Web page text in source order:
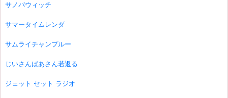
サノバウィッチ
サマータイムレンダ
サムライチャンプルー
じいさんばあさん若返る
ジェット セット ラジオ